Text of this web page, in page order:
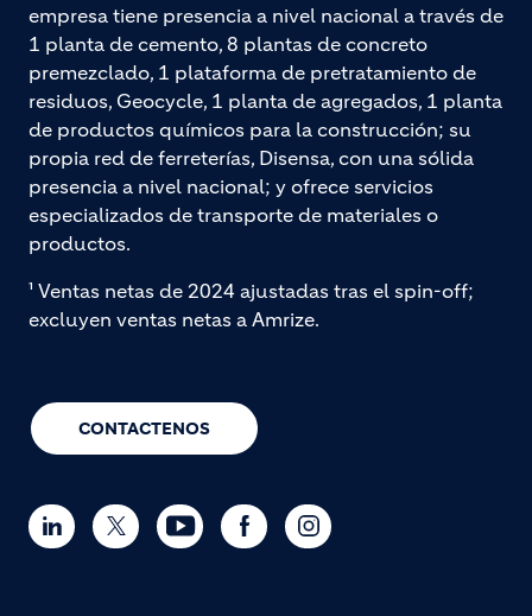
CONTACTENOS
empresa tiene presencia a nivel nacional a través de
1 planta de cemento, 8 plantas de concreto
premezclado, 1 plataforma de pretratamiento de
residuos, Geocycle, 1 planta de agregados, 1 planta
de productos químicos para la construcción; su
propia red de ferreterías, Disensa, con una sólida
presencia a nivel nacional; y ofrece servicios
especializados de transporte de materiales o
productos.
¹ Ventas netas de 2024 ajustadas tras el spin-off;
excluyen ventas netas a Amrize.